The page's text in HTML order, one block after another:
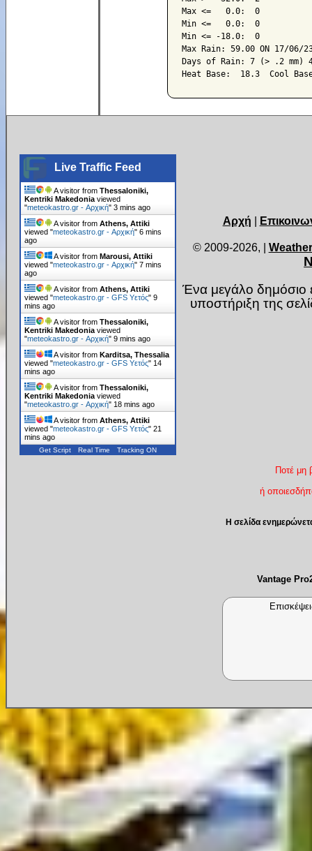
Max <=   0.0:  0
Min <=   0.0:  0
Min <= -18.0:  0
Max Rain: 59.00 ON 17/06/
Days of Rain: 7 (> .2 mm)
Live Traffic Feed
A visitor fromThessaloniki,
Kentriki Makedonia viewed
"meteokastro.gr - Αρχική"3 mins ago
A visitor fromAthens, Attiki
viewed "meteokastro.gr - Αρχική"6 mins
ago
A visitor fromMarousi, Attiki
viewed "meteokastro.gr - Αρχική"7 mins
ago
A visitor fromAthens, Attiki
viewed "meteokastro.gr - GFS Υετός"9
mins ago
A visitor fromThessaloniki,
Kentriki Makedonia viewed
"meteokastro.gr - Αρχική"9 mins ago
A visitor fromKarditsa, Thessalia
viewed "meteokastro.gr - GFS Υετός" 14
mins ago
A visitor fromThessaloniki,
Kentriki Makedonia viewed
"meteokastro.gr - Αρχική" 18 mins ago
A visitor fromAthens, Attiki
viewed "meteokastro.gr - GFS Υετός"21
mins ago
Get Script Real Time Tracking ON
Αρχή |
© 2009-2026, |
Ένα μεγάλο δημόσιο
υποστήριξη της
Ποτέ μη
ή
Η σελίδα
Vantage